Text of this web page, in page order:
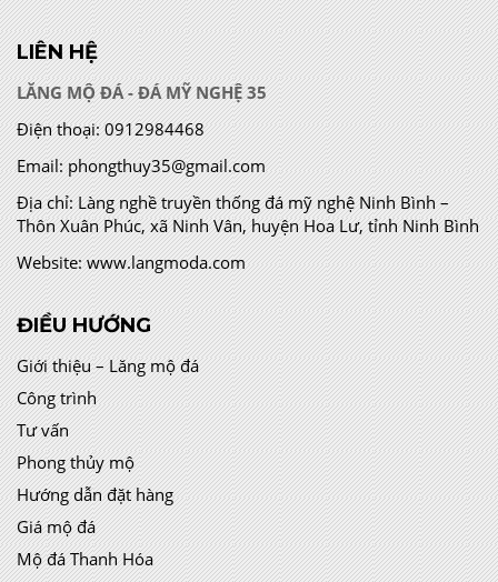
LIÊN HỆ
LĂNG MỘ ĐÁ - ĐÁ MỸ NGHỆ 35
Điện thoại: 0912984468
Email: phongthuy35@gmail.com
Địa chỉ:Làng nghề truyền thống đá mỹ nghệ Ninh Bình –
Thôn Xuân Phúc, xã Ninh Vân, huyện Hoa Lư, tỉnh Ninh Bình
Website: www.langmoda.com
ĐIỀU HƯỚNG
Giới thiệu – Lăng mộ đá
Công trình
Tư vấn
Phong thủy mộ
Hướng dẫn đặt hàng
Giá mộ đá
Mộ đá Thanh Hóa